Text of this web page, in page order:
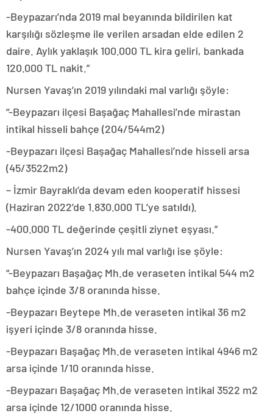
-Beypazarı’nda 2019 mal beyanında bildirilen kat
karşılığı sözleşme ile verilen arsadan elde edilen 2
daire. Aylık yaklaşık 100.000 TL kira geliri, bankada
120.000 TL nakit.”
Nursen Yavaş’ın 2019 yılındaki mal varlığı şöyle:
“-Beypazarı ilçesi Başağaç Mahallesi’nde mirastan
intikal hisseli bahçe (204/544m2)
-Beypazarı ilçesi Başağaç Mahallesi’nde hisseli arsa
(45/3522m2)
– İzmir Bayraklı’da devam eden kooperatif hissesi
(Haziran 2022’de 1.830.000 TL’ye satıldı).
-400.000 TL değerinde çeşitli ziynet eşyası.”
Nursen Yavaş’ın 2024 yılı mal varlığı ise şöyle:
“-Beypazarı Başağaç Mh.de veraseten intikal 544 m2
bahçe içinde 3/8 oranında hisse.
-Beypazarı Beytepe Mh.de veraseten intikal 36 m2
işyeri içinde 3/8 oranında hisse.
-Beypazarı Başağaç Mh.de veraseten intikal 4946 m2
arsa içinde 1/10 oranında hisse.
-Beypazarı Başağaç Mh.de veraseten intikal 3522 m2
arsa içinde 12/1000 oranında hisse.